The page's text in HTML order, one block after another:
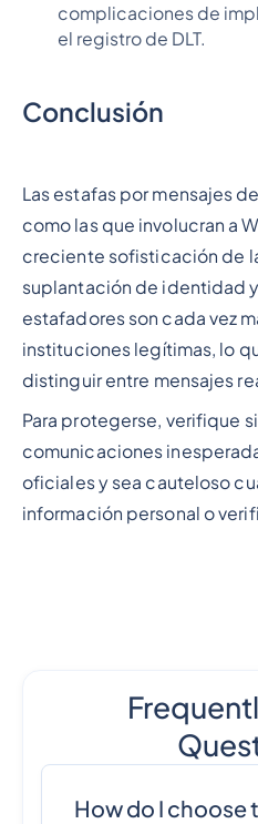
complicaciones de
el registro de DLT.
Conclusión
Las estafas por mensajes
como las que involucran a
creciente sofisticación de
suplantación de identidad
estafadores son cada vez
instituciones legítimas, lo
distinguir entre mensajes
Para protegerse, verifique
comunicaciones
oficiales y sea cauteloso
información personal o
How do I choose